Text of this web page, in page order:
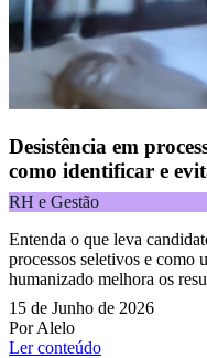
Desistência em
como identificar e
RH e Gestão
Entenda o que leva
processos seletivos e como
humanizado melhora os
15 de Junho de 2026
Por Alelo
Ler conteúdo